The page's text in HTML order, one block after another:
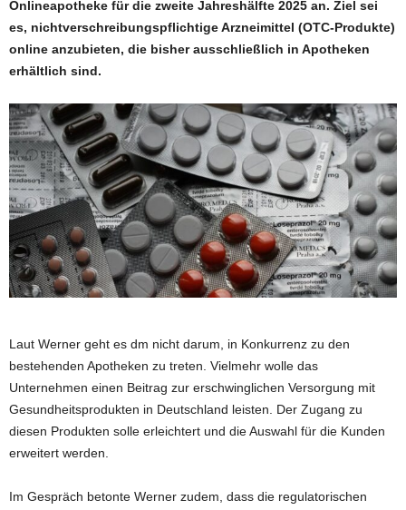
Onlineapotheke für die zweite Jahreshälfte 2025 an. Ziel sei
es, nichtverschreibungspflichtige Arzneimittel (OTC-Produkte)
online anzubieten, die bisher ausschließlich in Apotheken
erhältlich sind.
Laut Werner geht es dm nicht darum, in Konkurrenz zu den
bestehenden Apotheken zu treten. Vielmehr wolle das
Unternehmen einen Beitrag zur erschwinglichen Versorgung mit
Gesundheitsprodukten in Deutschland leisten. Der Zugang zu
diesen Produkten solle erleichtert und die Auswahl für die Kunden
erweitert werden.
Im Gespräch betonte Werner zudem, dass die regulatorischen